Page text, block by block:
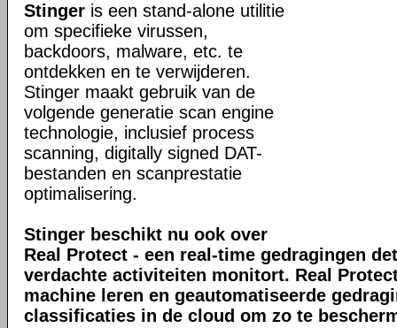
Stinger is een stand-alone utilitie
om specifieke virussen,
backdoors, malware, etc. te
ontdekken en te verwijderen.
Stinger maakt gebruik van de
volgende generatie scan engine
technologie, inclusief process
scanning, digitally signed DAT-
bestanden en scanprestatie
optimalisering.
Stinger beschikt nu ook over
Real Protect - een real-time gedragingen
verdachte activiteiten monitort. Real
machine leren en geautomatiseerde
classificaties in de cloud om zo te